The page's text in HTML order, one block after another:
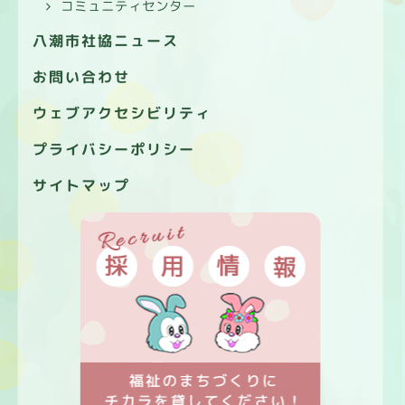
コミュニティセンター
八潮市社協ニュース
お問い合わせ
ウェブアクセシビリティ
プライバシーポリシー
サイトマップ